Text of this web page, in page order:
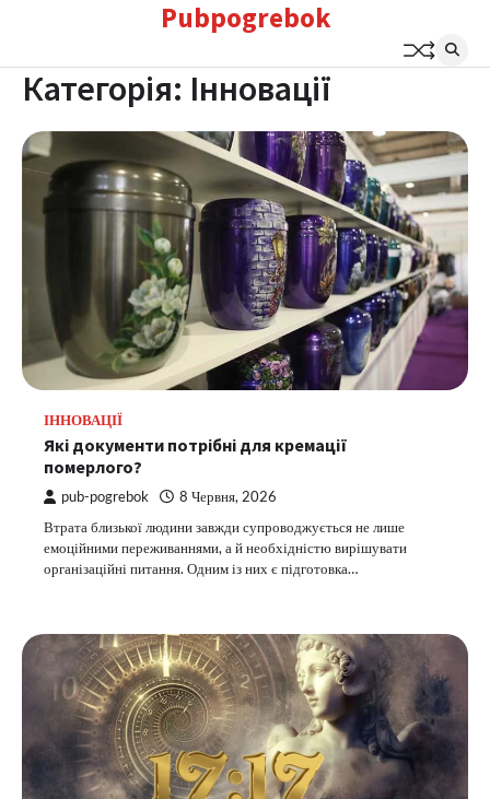
вмісту
Pubpogrebok
Категорія: Інновації
ІННОВАЦІЇ
Які документи потрібні для кремації
померлого?
pub-pogrebok 8 Червня, 2026
Втрата близької людини завжди супроводжується не лише
емоційними переживаннями, а й необхідністю вирішувати
організаційні питання. Одним із них є підготовка…